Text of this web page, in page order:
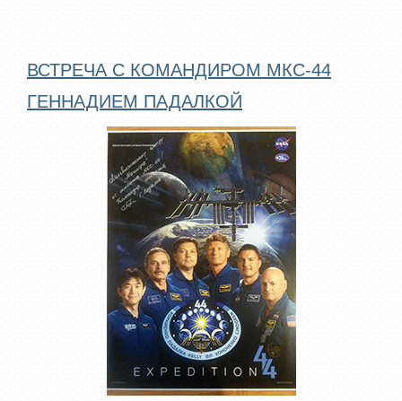
ВСТРЕЧА С КОМАНДИРОМ МКС-44
ГЕННАДИЕМ ПАДАЛКОЙ